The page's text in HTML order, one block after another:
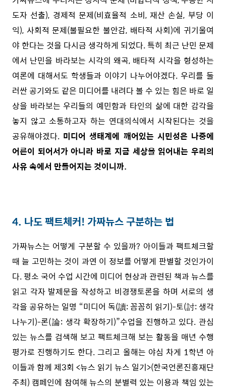
도자 선출), 경제적 문제(비효율적 소비, 재산 손실, 부당 이
익), 사회적 문제(불필요한 불안감, 배타적 사회)에 귀기울여
야 한다는 것을 다시금 생각하게 되었다. 특히 최근 난민 문제
에서 난민을 바라보는 시각의 왜곡, 배타적 시각을 형성하는
여론에 대해서도 학생들과 이야기 나누어야겠다. 우리를 둘
러싼 공기와도 같은 미디어를 내려다 볼 수 있는 힘은 바로 일
상을 바라보는 우리들의 예민함과 타인의 삶에 대한 감각을
놓지 않고 소통하고자 하는 연대의식에서 시작된다는 것을
공유해야겠다. 미디어 생태계에 깨어있는 시민성은 나중에
어른이 되어서가 아니라 바로 지금 세상을 읽어내는 우리의
사유 속에서 만들어지는 것이니까.
4. 나도 팩트체커! 가짜뉴스 구분하는 법
가짜뉴스는 어떻게 구분할 수 있을까? 아이들과 팩트체크할
때 늘 고민하는 것이 과연 이 정보를 어떻게 판별할 것인가이
다. 평소 국어 수업 시간에 미디어 현상과 관련된 책과 뉴스를
읽고 각자 발제문을 작성하고 비경쟁토론을 하며 서로의 생
각을 공유하는 일명 “미디어 독(讀: 꼼꼼히 읽기)-토(討: 생각
나누기)-론(論: 생각 확장하기)”수업을 진행하고 있다. 관심
있는 뉴스를 검색해 보고 팩트체크해 보는 활동을 매년 수행
평가로 진행하기도 한다. 그리고 올해는 야심 차게 1학년 아
이들과 함께 제3회 <뉴스 읽기 뉴스 일기>(한국언론진흥재단
주최) 캠페인에 참여해 뉴스의 분별력 있는 이용과 책임 있는